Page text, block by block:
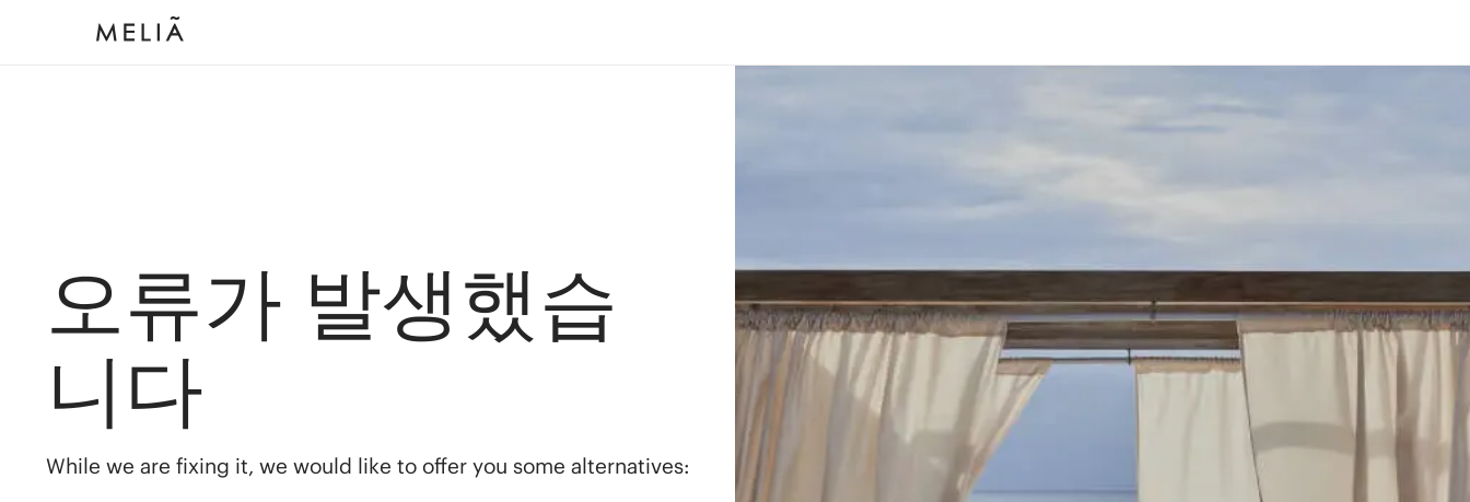
오류가 발생했습
니다
While we are fixing it, we would like to offer you some alternatives: